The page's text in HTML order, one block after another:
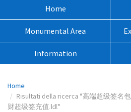
Home
Monumental Area
Information
Percorso
pagina:
Home
Risultati della ricerca "高端超级签名
财超级签充值.ldl"